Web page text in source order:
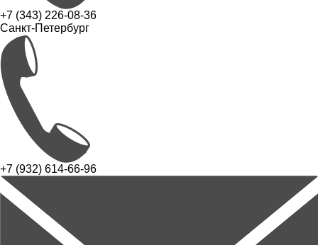
+7 (343) 226-08-36
Санкт-Петербург
+7 (932) 614-66-96